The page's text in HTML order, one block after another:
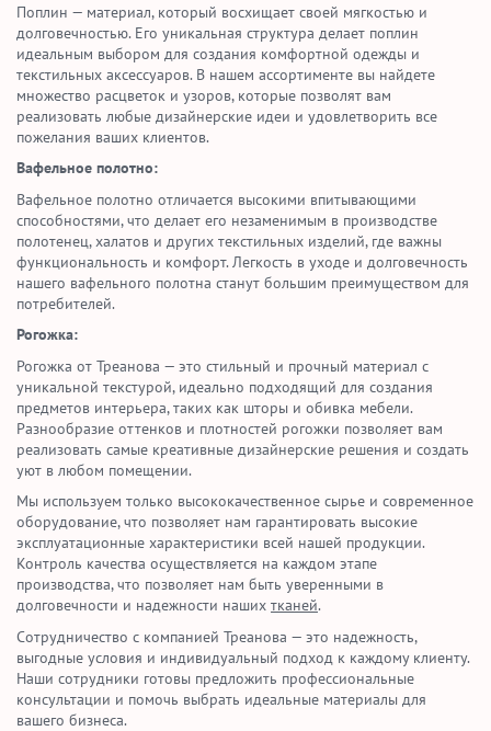
Поплин — материал, который восхищает своей мягкостью и
долговечностью. Его уникальная структура делает поплин
идеальным выбором для создания комфортной одежды и
текстильных аксессуаров. В нашем ассортименте вы найдете
множество расцветок и узоров, которые позволят вам
реализовать любые дизайнерские идеи и удовлетворить все
пожелания ваших клиентов.
Вафельное полотно:
Вафельное полотно отличается высокими впитывающими
способностями, что делает его незаменимым в производстве
полотенец, халатов и других текстильных изделий, где важны
функциональность и комфорт. Легкость в уходе и долговечность
нашего вафельного полотна станут большим преимуществом для
потребителей.
Рогожка:
Рогожка от Треанова — это стильный и прочный материал с
уникальной текстурой, идеально подходящий для создания
предметов интерьера, таких как шторы и обивка мебели.
Разнообразие оттенков и плотностей рогожки позволяет вам
реализовать самые креативные дизайнерские решения и создать
уют в любом помещении.
Мы используем только высококачественное сырье и современное
оборудование, что позволяет нам гарантировать высокие
эксплуатационные характеристики всей нашей продукции.
Контроль качества осуществляется на каждом этапе
производства, что позволяет нам быть уверенными в
долговечности и надежности наших тканей.
Сотрудничество с компанией Треанова — это надежность,
выгодные условия и индивидуальный подход к каждому клиенту.
Наши сотрудники готовы предложить профессиональные
консультации и помочь выбрать идеальные материалы для
вашего бизнеса.